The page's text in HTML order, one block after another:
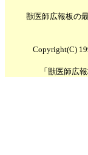
獣医師広報板の
Copyright(C)
「獣医師広